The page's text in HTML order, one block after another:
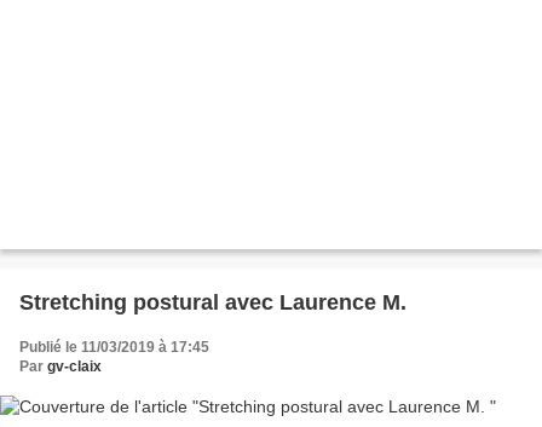
Stretching postural avec Laurence M.
Publié le 11/03/2019 à 17:45
Par gv-claix